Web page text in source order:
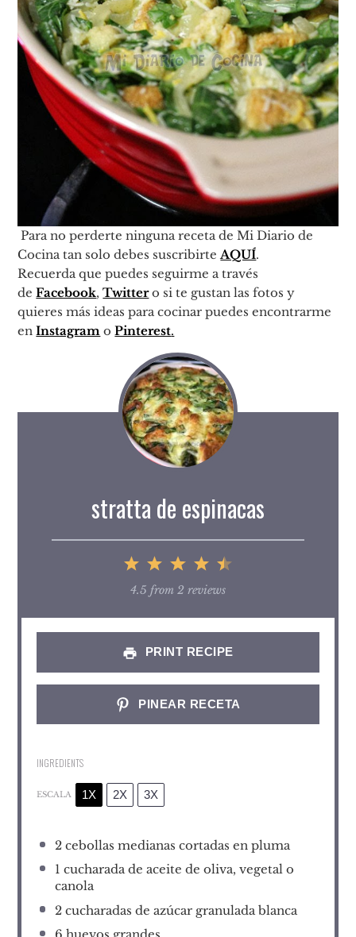
Para no perderte ninguna receta de Mi Diario de
Cocina tan solo debes suscribirteAQUÍ.
Recuerda que puedes seguirme a través
deFacebook,Twittero si te gustan las fotos y
quieres más ideas para cocinar puedes encontrarme
enInstagram oPinterest.
stratta de espinacas
5
4
Stars
3
Stars
2
Stars
1
Star
4.5 from 2 reviews
PRINT RECIPE
PINEAR RECETA
INGREDIENTS
ESCALA 1X 2X 3X
2cebollas medianas cortadas en pluma
1 cucharada de aceite de oliva, vegetal o
canola
2cucharadas de azúcar granulada blanca